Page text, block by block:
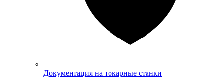
Документация на токарные станки